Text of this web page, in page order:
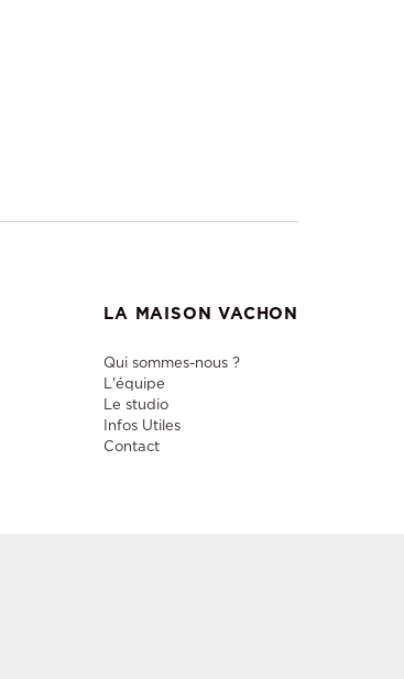
LA MAISON VACHON
Qui sommes-nous ?
L'équipe
Le studio
Infos Utiles
Contact